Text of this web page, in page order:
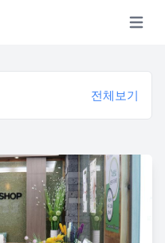
Open
전체보기